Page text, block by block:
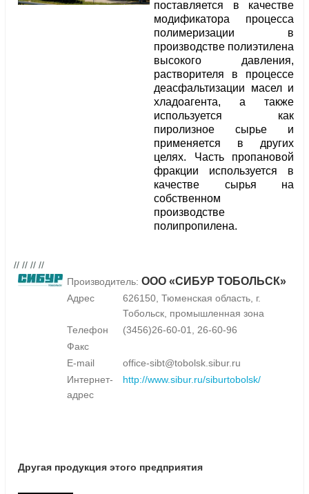
поставляется в качестве
модификатора процесса
полимеризации в
производстве полиэтилена
высокого давления,
растворителя в процессе
деасфальтизации масел и
хладоагента, а также
используется как
пиролизное сырье и
применяется в других
целях. Часть пропановой
фракции используется в
качестве сырья на
собственном
производстве
полипропилена.
// // // //
Производитель: ООО «СИБУР ТОБОЛЬСК»
Адрес
626150, Тюменская область, г.
Тобольск, промышленная зона
Телефон
(3456)26-60-01, 26-60-96
Факс
E-mail
office-sibt@tobolsk.sibur.ru
Интернет-
адрес
http://www.sibur.ru/siburtobolsk/
Другая продукция этого предприятия